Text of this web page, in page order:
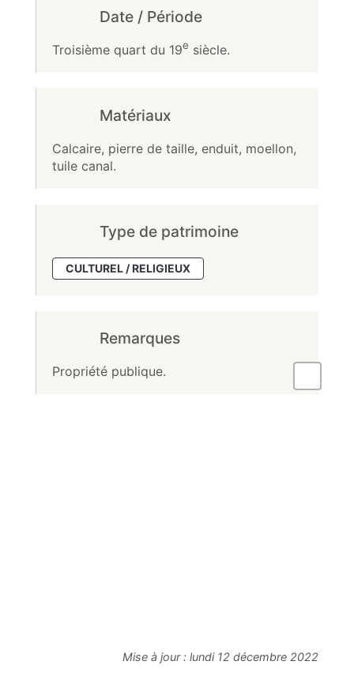
Date / Période
Troisième quart du 19e siècle.
Matériaux
Calcaire, pierre de taille, enduit, moellon,
tuile canal.
Type de patrimoine
CULTUREL / RELIGIEUX
Remarques
Propriété publique.
Mise à jour : lundi 12 décembre 2022